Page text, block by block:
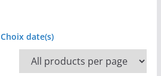
Choix date(s)